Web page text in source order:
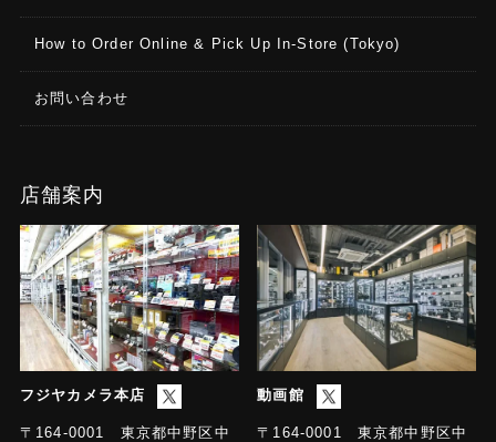
How to Order Online & Pick Up In-Store (Tokyo)
お問い合わせ
店舗案内
フジヤカメラ本店
〒164-0001 東京都中野区中
動画館
〒164-0001 東京都中野区中